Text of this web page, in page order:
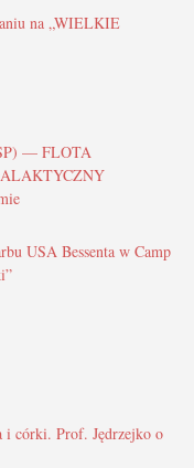
na „WIELKIE
— FLOTA
USA Bessenta w Camp
i córki. Prof. Jędrzejko o